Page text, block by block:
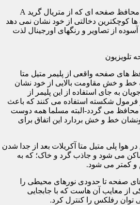
4-عدم تغییر رنگ تصاویر محافظ صفحه ای که از متریال گرید A
کوچکترین دخالتی از خود نشان نمی دهد
آسوده از تصاویر و رنگهای اورجینال لذت
صفحه واقعی از پلیمر متیل متا
خط و خش مقاومت بالایی از خود نشان
به جای استفاده از این پلیمر از
فرمول شکسته استفاده می کنند که باعث
می گردد-البته مسلما همه دوست
خط و خش بردارد این اتفاق برای
هوا پلی متیل متا آکریلات بعد از جدا شدن
ساکن می شود و جاذب گرد و خاک؛ که به
و کمتر می شود.
صفحه تا حدودی نورهای محیطی را
از معایب آن هاست که با جابجایی
توان رفلکس را کنترل کرد.